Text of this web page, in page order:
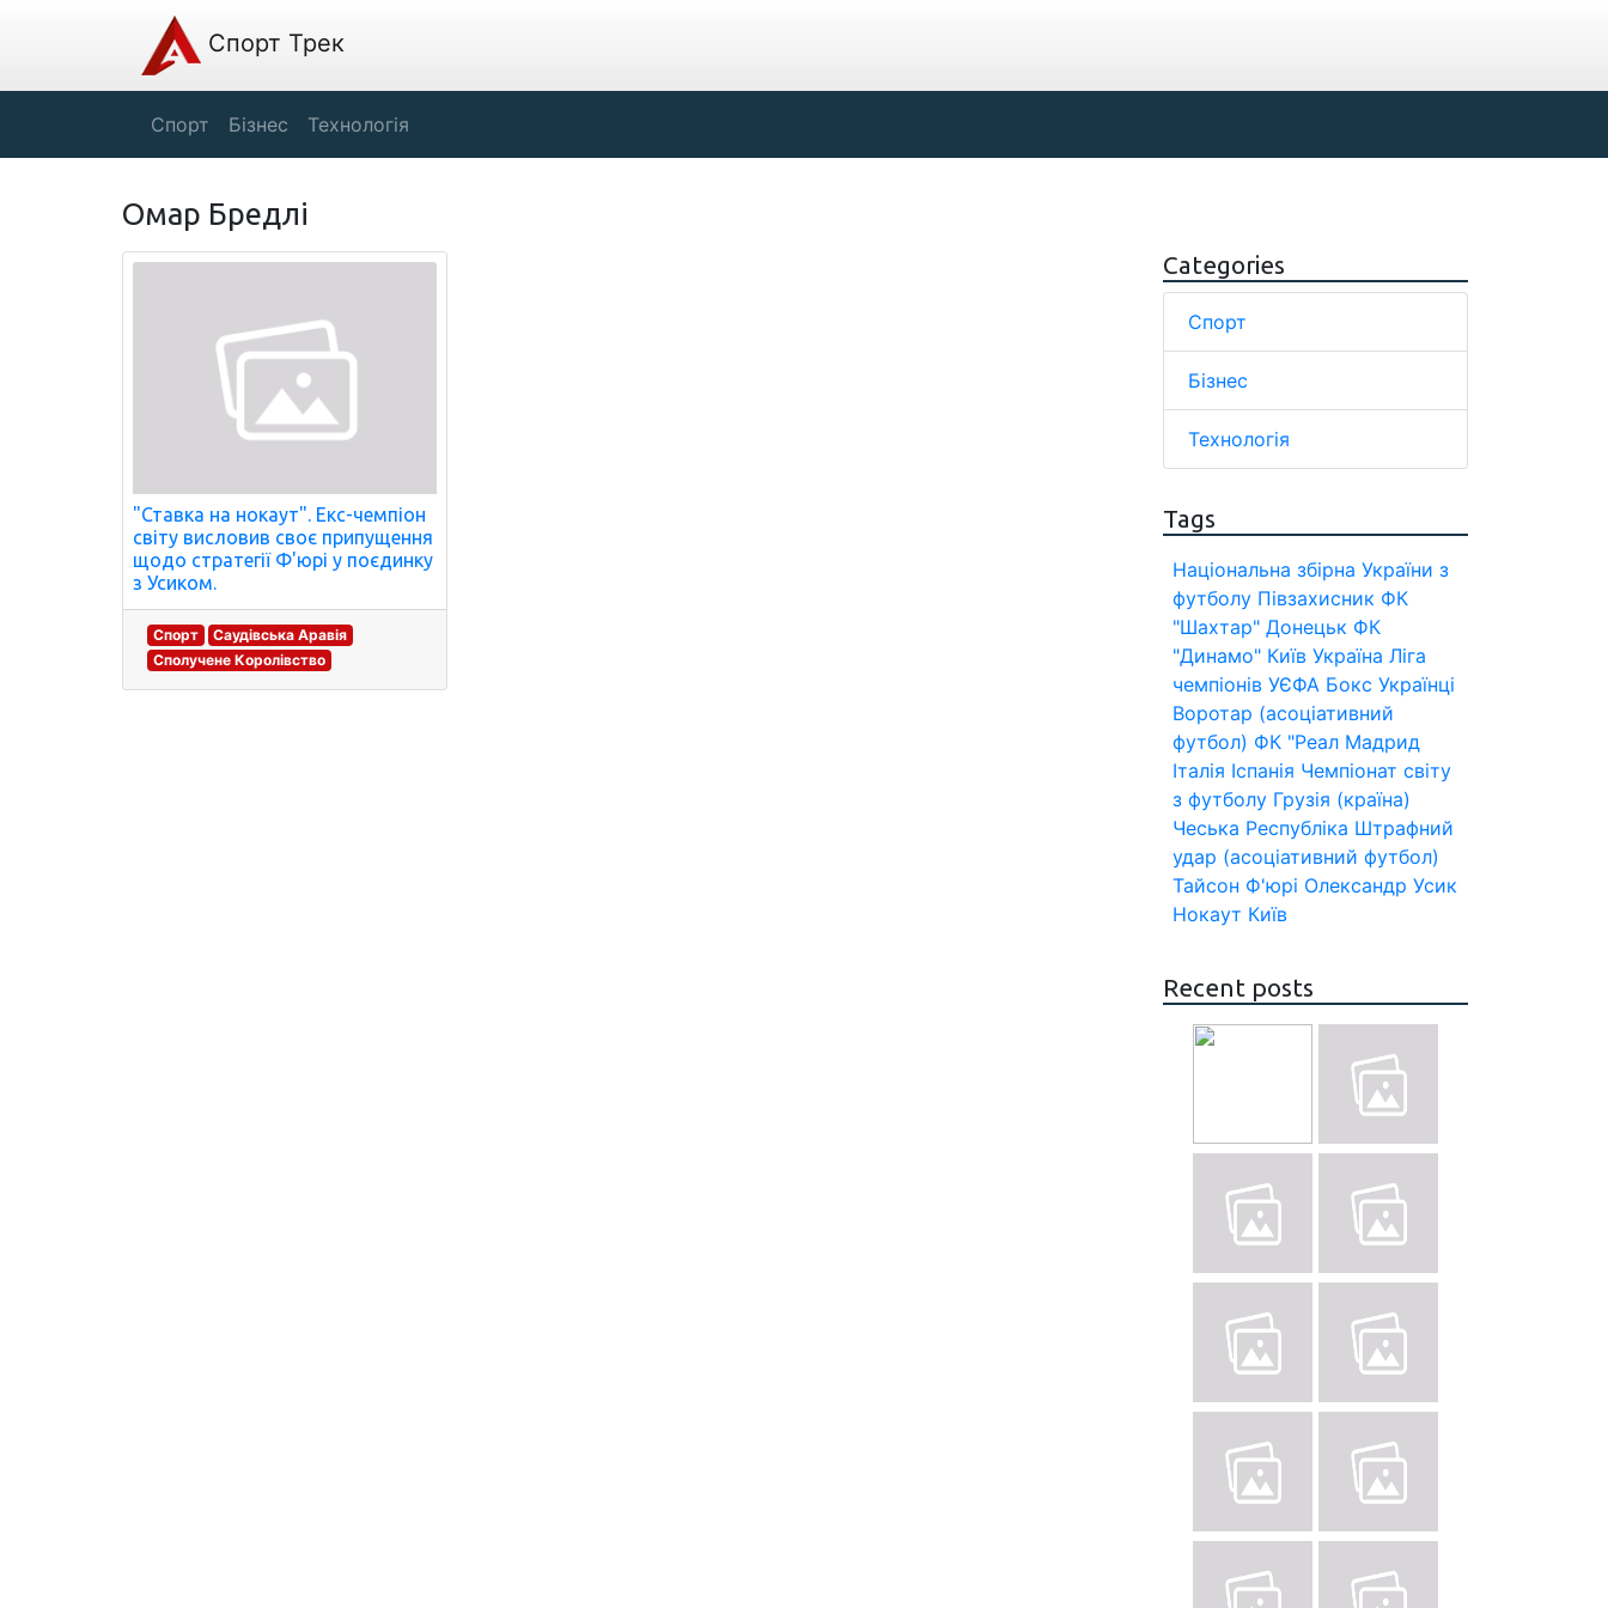
Спорт Трек
Спорт Бізнес Технологія
Омар Бредлі
"Ставка на нокаут". Екс-чемпіон
світу висловив своє припущення
щодо стратегії Ф'юрі у поєдинку
з Усиком.
Спорт
Саудівська Аравія
Сполучене Королівство
Categories
Спорт
Бізнес
Технологія
Tags
Національна збірна України з
футболу Півзахисник ФК
"Шахтар" Донецьк ФК
"Динамо" Київ Україна Ліга
чемпіонів УЄФА Бокс Українці
Воротар (асоціативний
футбол) ФК "Реал Мадрид
Італія Іспанія Чемпіонат світу
з футболу Грузія (країна)
Чеська Республіка Штрафний
удар (асоціативний футбол)
Тайсон Ф'юрі Олександр Усик
Нокаут Київ
Recent posts